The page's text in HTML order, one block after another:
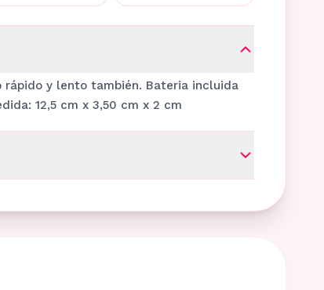
rápido y lento también. Bateria incluida
12,5 cm x 3,50 cm x 2 cm